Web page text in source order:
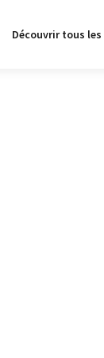
Découvrir tous